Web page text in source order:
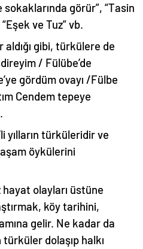
sokaklarında görür”, “Tasin
ve Tuz” vb.
gibi, türkülere de
/ Fülübe’de
gördüm ovayı /Fülbe
Cendem tepeye
yılların türküleridir ve
öykülerini
olayları üstüne
köy tarihini,
gelir. Ne kadar da
dolaşıp halkı